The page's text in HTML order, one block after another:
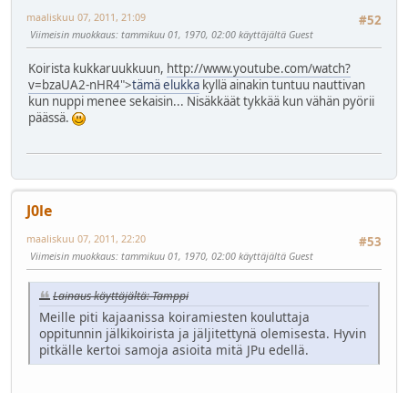
#52
maaliskuu 07, 2011, 21:09
Viimeisin muokkaus: tammikuu 01, 1970, 02:00 käyttäjältä Guest
Koirista kukkaruukkuun, http://www.youtube.com/watch?
v=bzaUA2-nHR4">tämä elukka kyllä ainakin tuntuu nauttivan
kun nuppi menee sekaisin... Nisäkkäät tykkää kun vähän pyörii
päässä.
J0le
#53
maaliskuu 07, 2011, 22:20
Viimeisin muokkaus: tammikuu 01, 1970, 02:00 käyttäjältä Guest
Lainaus käyttäjältä: Tamppi
Meille piti kajaanissa koiramiesten kouluttaja
oppitunnin jälkikoirista ja jäljitettynä olemisesta. Hyvin
pitkälle kertoi samoja asioita mitä JPu edellä.